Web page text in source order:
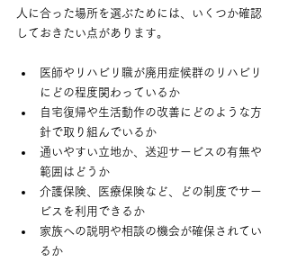
人に合った場所を選ぶためには、いくつか確認
しておきたい点があります。
医師やリハビリ職が廃用症候群のリハビリ
にどの程度関わっているか
自宅復帰や生活動作の改善にどのような方
針で取り組んでいるか
通いやすい立地か、送迎サービスの有無や
範囲はどうか
介護保険、医療保険など、どの制度でサー
ビスを利用できるか
家族への説明や相談の機会が確保されてい
るか